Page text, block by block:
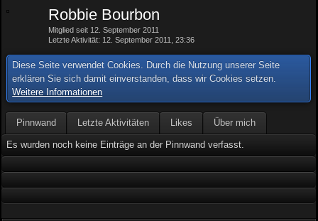
Robbie Bourbon
Mitglied seit 12. September 2011
Letzte Aktivität 12. September 2011, 23:36
Diese Seite verwendet Cookies. Durch die Nutzung unserer Seite
erklären Sie sich damit einverstanden, dass wir Cookies setzen.
Weitere Informationen
Pinnwand Letzte Aktivitäten Likes Über mich
Es wurden noch keine Einträge an der Pinnwand verfasst.